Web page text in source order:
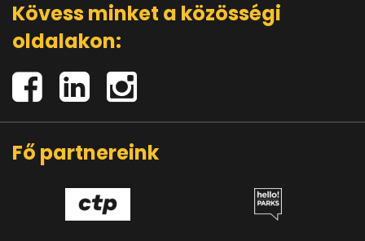
Kövess minket a közösségi
oldalakon:
Fő partnereink